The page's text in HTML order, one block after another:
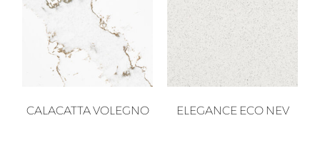
CALACATTA VOLEGNO ELEGANCE ECO NEV